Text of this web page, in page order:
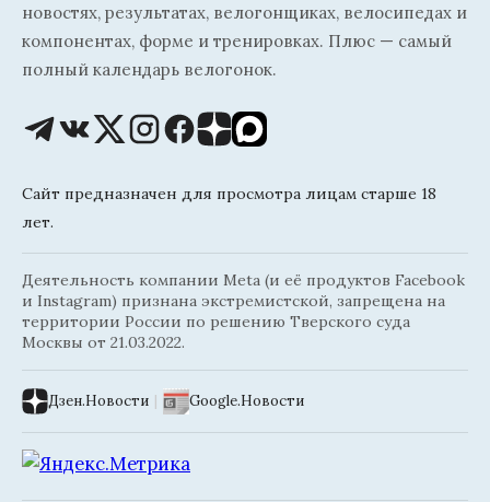
новостях, результатах, велогонщиках, велосипедах и
компонентах, форме и тренировках. Плюс — самый
полный календарь велогонок.
Сайт предназначен для просмотра лицам старше 18
лет.
Деятельность компании Meta (и её продуктов Facebook
и Instagram) признана экстремистской, запрещена на
территории России по решению Тверского суда
Москвы от 21.03.2022.
Дзен.Новости | Google.Новости